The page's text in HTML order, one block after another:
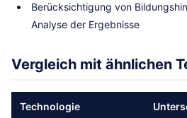
Berücksichtigung von
Analyse der Ergebnisse
Vergleich mit ähnlichen
Technologie